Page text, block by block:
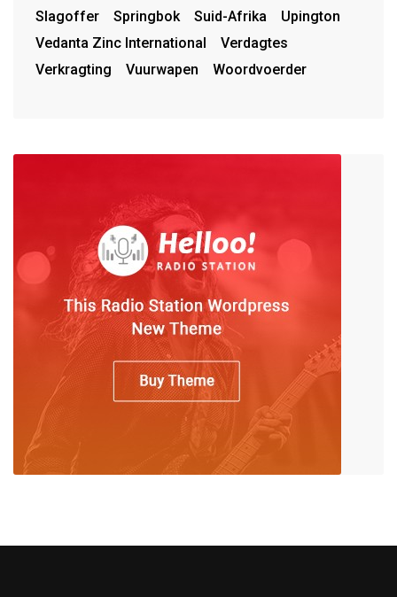
Slagoffer
Springbok Suid-Afrika
Upington
Vedanta Zinc International
Verdagtes
Verkragting
Vuurwapen Woordvoerder